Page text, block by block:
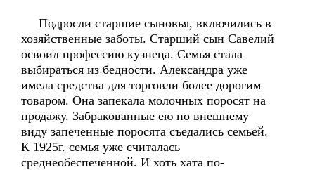
Подросли старшие сыновья, включились в
хозяйственные заботы. Старший сын Савелий
освоил профессию кузнеца. Семья стала
выбираться из бедности. Александра уже
имела средства для торговли более дорогим
товаром. Она запекала молочных поросят на
продажу. Забракованные ею по внешнему
виду запеченные поросята съедались семьей.
К 1925г. семья уже считалась
среднеобеспеченной. И хоть хата по-